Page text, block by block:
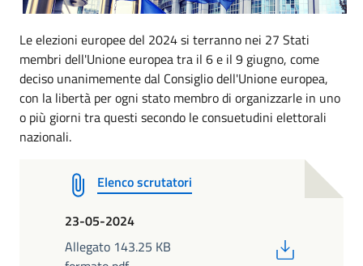
Le elezioni europee del 2024 si terranno nei 27 Stati
membri dell'Unione europea tra il 6 e il 9 giugno, come
deciso unanimemente dal Consiglio dell'Unione europea,
con la libertà per ogni stato membro di organizzarle in uno
o più giorni tra questi secondo le consuetudini elettorali
nazionali.
Elenco scrutatori
23-05-2024
Allegato 143.25 KB